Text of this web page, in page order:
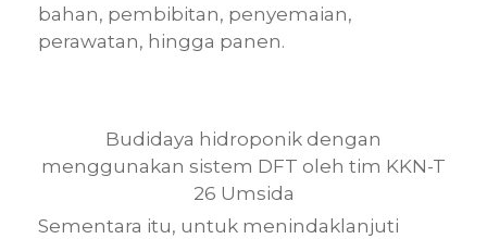
bahan, pembibitan, penyemaian,
perawatan, hingga panen.
Budidaya hidroponik dengan
menggunakan sistem DFT oleh tim KKN-T
26 Umsida
Sementara itu, untuk menindaklanjuti